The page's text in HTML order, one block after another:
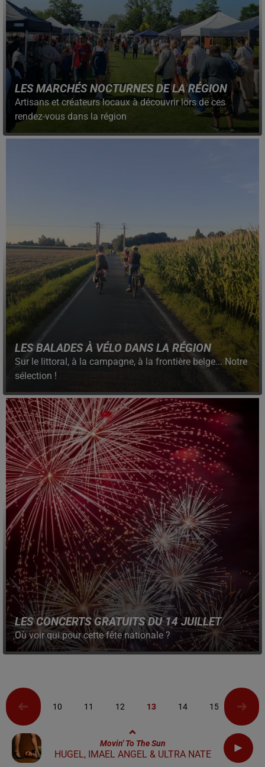
Movin' To The Sun
HUGEL, IMAEL ANGEL & ULTRA NATE
LES MARCHÉS NOCTURNES DE LA RÉGION
Artisans et créateurs locaux à découvrir lors de ces
rendez-vous dans la région
LES BALADES À VÉLO DANS LA RÉGION
Sur le littoral, à la campagne, à la frontière belge... Notre
sélection !
LES CONCERTS GRATUITS DU 14 JUILLET
Où voir qui pour cette fête nationale ?
10 11 12 13 14 15 16